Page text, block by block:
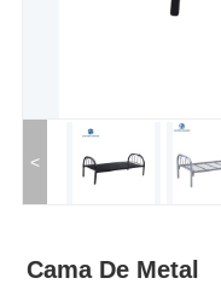
<
Cama De Metal